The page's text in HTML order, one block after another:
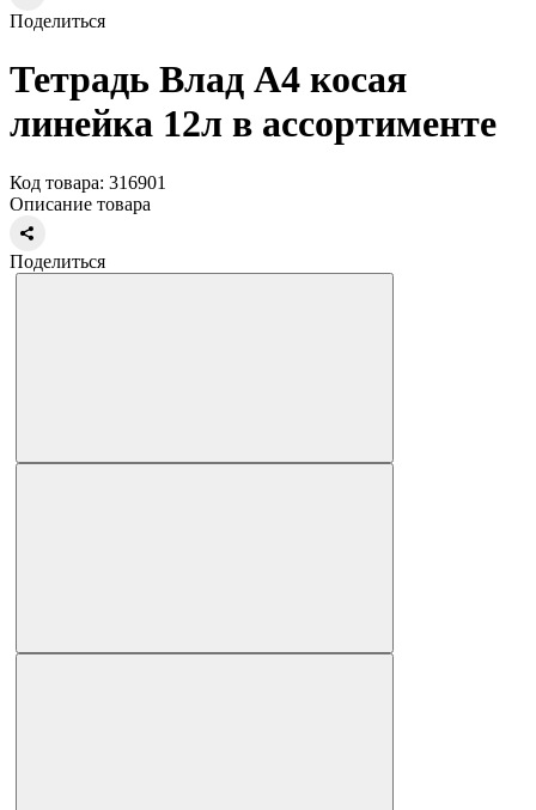
Поделиться
Тетрадь Влад А4 косая
линейка 12л в ассортименте
Код товара: 316901
Описание товара
Поделиться